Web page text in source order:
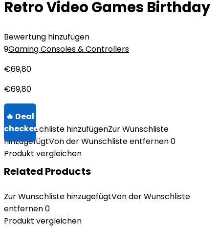
Retro Video Games Birthday
Bewertung hinzufügen
9Gaming Consoles & Controllers
€69,80
€69,80
Zur Wunschliste hinzufügenZur Wunschliste
hinzugefügtVon der Wunschliste entfernen0
Produkt vergleichen
Related Products
Zur Wunschliste hinzugefügtVon der Wunschliste
entfernen0
Produkt vergleichen